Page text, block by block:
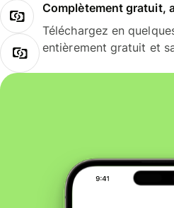
Complètement gratuit,
Téléchargez en
entièrement gratuit et